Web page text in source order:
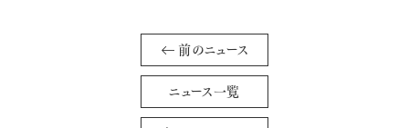
前のニュース
ニュース一覧